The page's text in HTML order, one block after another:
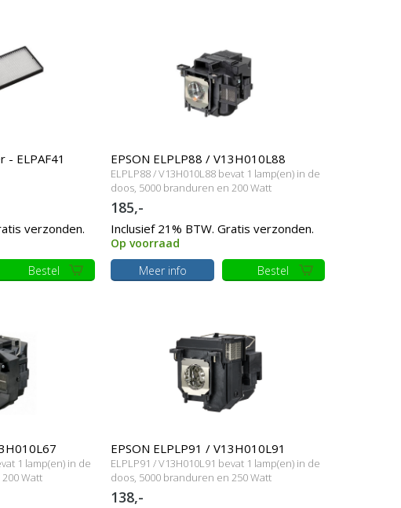
- ELPAF41
verzonden.
Bestel
EPSON ELPLP88 / V13H010L88
Originele lampmodule
ELPLP88 / V13H010L88 bevat 1 lamp(en) in de
doos, 5000 branduren en 200 Watt
185,-
Inclusief 21% BTW. Gratis verzonden.
Op voorraad
Meer info
Bestel
1 lamp(en) in de
Watt
EPSON ELPLP91 / V13H010L91
Originele lamp met behuizing
ELPLP91 / V13H010L91 bevat 1 lamp(en) in de
doos, 5000 branduren en 250 Watt
138,-